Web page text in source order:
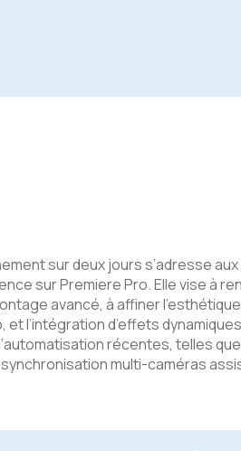
sur deux jours s’adresse
sur Premiere Pro. Elle vise à
avancé, à affiner
et l’intégration d’effets
récentes, telles
multi-caméras